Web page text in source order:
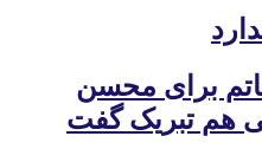
برای محسن
هم تبریک گفت